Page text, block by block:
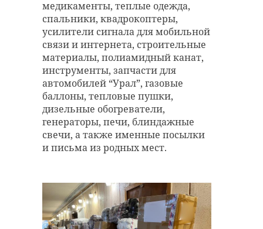
медикаменты, теплые одежда,
спальники, квадрокоптеры,
усилители сигнала для мобильной
связи и интернета, строительные
материалы, полиамидный канат,
инструменты, запчасти для
автомобилей “Урал”, газовые
баллоны, тепловые пушки,
дизельные обогреватели,
генераторы, печи, блиндажные
свечи, а также именные посылки
и письма из родных мест.